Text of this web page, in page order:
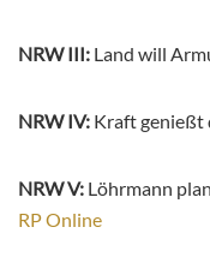
NRW III: Land will
NRW IV: Kraft genießt
NRW V: Löhrmann
RP Online